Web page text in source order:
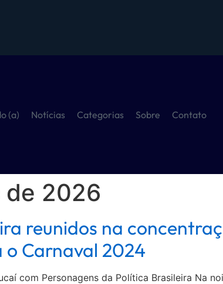
(a) Notícias Categorias Sobre Contato
de 2026
reunidos na
Carnaval 2024
com Personagens da Política Brasileira Na